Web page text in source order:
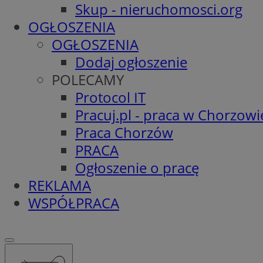
Skup - nieruchomosci.org
OGŁOSZENIA
OGŁOSZENIA
Dodaj ogłoszenie
POLECAMY
Protocol IT
Pracuj.pl - praca w
Praca Chorzów
PRACA
Ogłoszenie o pracę
REKLAMA
WSPÓŁPRACA